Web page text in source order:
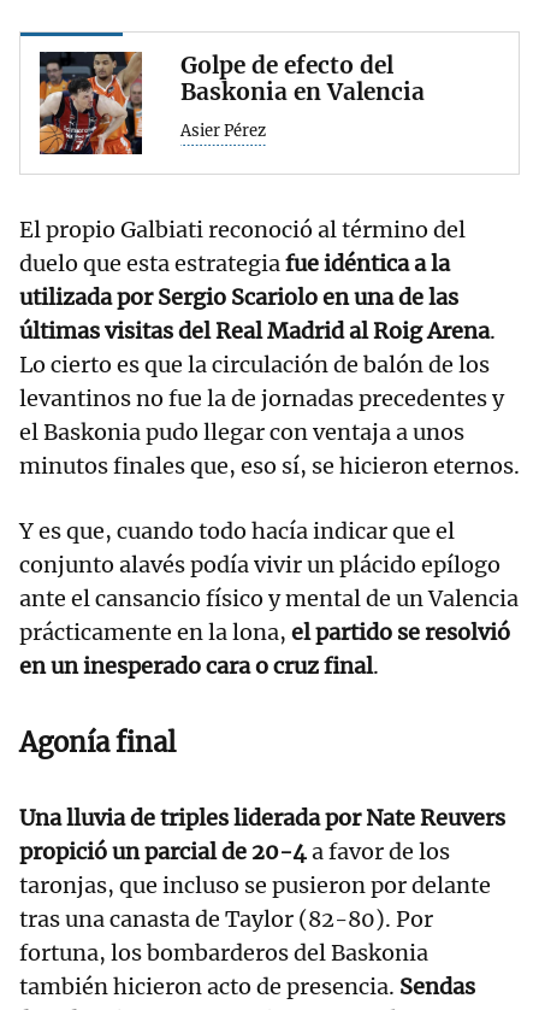
Golpe de efecto del
Baskonia en Valencia
Asier Pérez
El propio Galbiati reconoció al término del
duelo que esta estrategiafue idéntica a la
utilizada por Sergio Scariolo en una de las
últimas visitas del Real Madrid al Roig Arena.
Lo cierto es que la circulación de balón de los
levantinos no fue la de jornadas precedentes y
el Baskonia pudo llegar con ventaja a unos
minutos finales que, eso sí, se hicieron eternos.
Y es que, cuando todo hacía indicar que el
conjunto alavés podía vivir un plácido epílogo
ante el cansancio físico y mental de un Valencia
prácticamente en la lona, el partido se resolvió
en un inesperado cara o cruz final.
Agonía final
Una lluvia de triples liderada por Nate Reuvers
propició un parcial de 20-4a favor de los
taronjas, que incluso se pusieron por delante
tras una canasta de Taylor (82-80). Por
fortuna, los bombarderos del Baskonia
también hicieron acto de presencia. Sendas